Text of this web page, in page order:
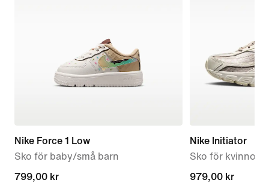
Nike Force 1 Low
Sko för baby/små barn
799,00 kr
799,00 kr
Nike Initiator
Sko för kvinnor
979,00 kr
979,00 kr